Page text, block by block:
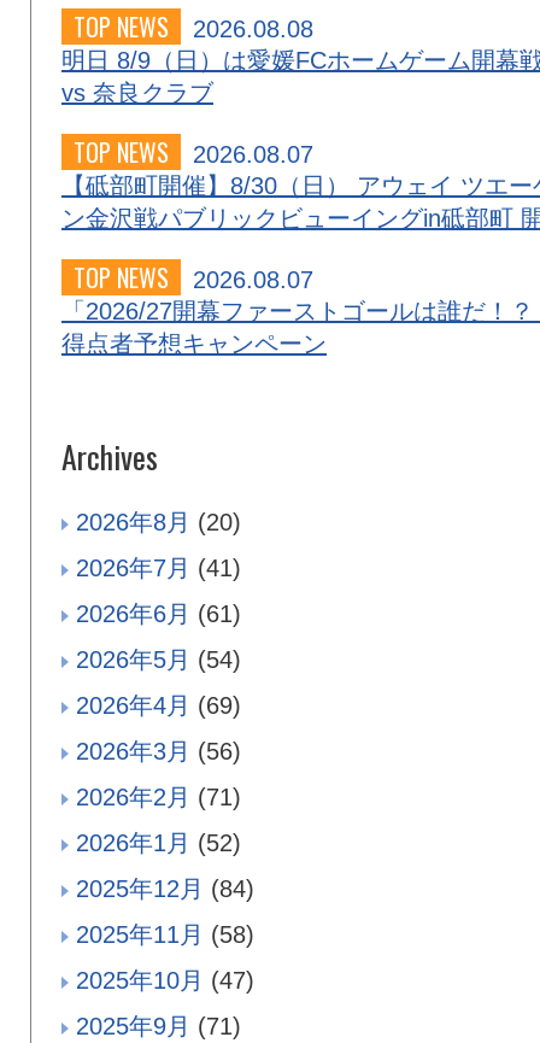
TOP NEWS
2026.08.08
明日 8/9（日）は愛媛FCホームゲーム開幕
vs 奈良クラブ
TOP NEWS
2026.08.07
【砥部町開催】8/30（日） アウェイ ツエー
ン金沢戦パブリックビューイングin砥部町
TOP NEWS
2026.08.07
「2026/27開幕ファーストゴールは誰だ！？
得点者予想キャンペーン
Archives
2026年8月 (20)
2026年7月 (41)
2026年6月 (61)
2026年5月 (54)
2026年4月 (69)
2026年3月 (56)
2026年2月 (71)
2026年1月 (52)
2025年12月 (84)
2025年11月 (58)
2025年10月 (47)
2025年9月 (71)